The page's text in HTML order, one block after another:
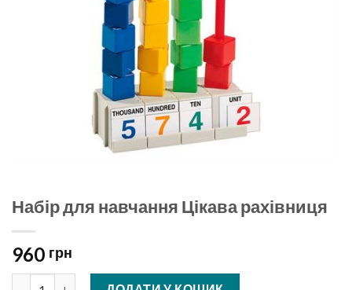
Набір для навчання Цікава рахівниця
960 грн
Набір для навчання Цікава рахівниця кількість